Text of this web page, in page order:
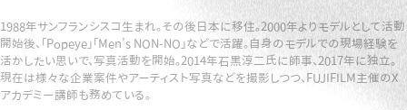
1988年サンフランシスコ生まれ。その後日本に移住。2000年よりモデルとして活動
開始後、「Popeye」「Men’s NON-NO」などで活躍。自身のモデルでの現場経験を
活かしたい思いで、写真活動を開始。2014年石黒淳二氏に師事、2017年に独立。
現在は様々な企業案件やアーティスト写真などを撮影しつつ、FUJIFILM主催のX
アカデミー講師も務めている。